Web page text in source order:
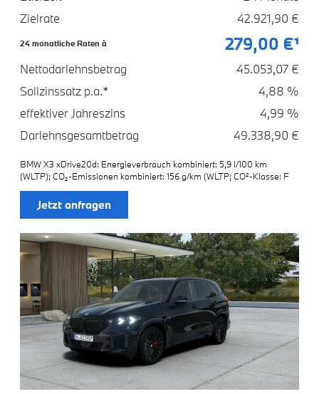
Zielrate
42.921,90 €
24 monatliche Raten à 279,00 €¹
Nettodarlehnsbetrag
45.053,07 €
Sollzinssatz p.a.*
4,88 %
effektiver Jahreszins
4,99 %
Darlehnsgesamtbetrag
49.338,90 €
BMW X3 xDrive20d: Energieverbrauch kombiniert: 5,9 l/100 km
(WLTP); CO₂-Emissionen kombiniert: 156 g/km (WLTP; CO²-Klasse: F
Jetzt anfragen